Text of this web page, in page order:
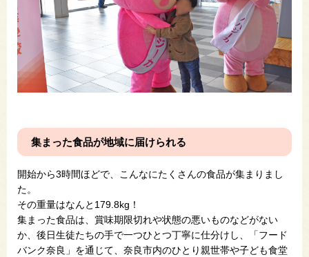
集まった食品が地域に届けられる
開始から3時間ほどで、こんなにたくさんの食品が集まりまし
た。
その重量はなんと179.8kg！
集まった食品は、賞味期限切れや状態の悪いものなどがない
か、後日生徒たちの手で一つひとつ丁寧に仕分けし、「フード
バンク奈良」を通じて、奈良市内のひとり親世帯や子ども食堂